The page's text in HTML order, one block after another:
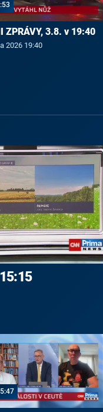
ZPRÁVY, 3.8. v 19:40
2026 19:40